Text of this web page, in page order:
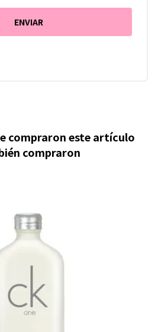
compraron este artículo
compraron